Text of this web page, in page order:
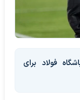
فولاد برای